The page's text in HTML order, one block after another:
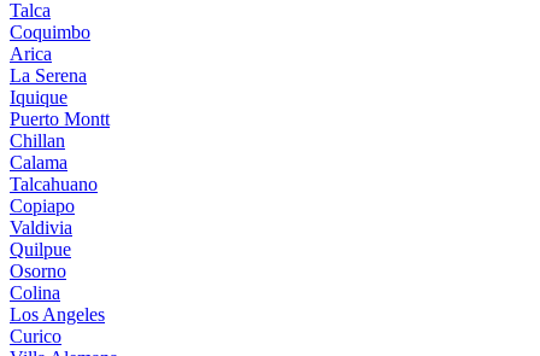
Talca
Coquimbo
Arica
La Serena
Iquique
Puerto Montt
Chillan
Calama
Talcahuano
Copiapo
Valdivia
Quilpue
Osorno
Colina
Los Angeles
Curico